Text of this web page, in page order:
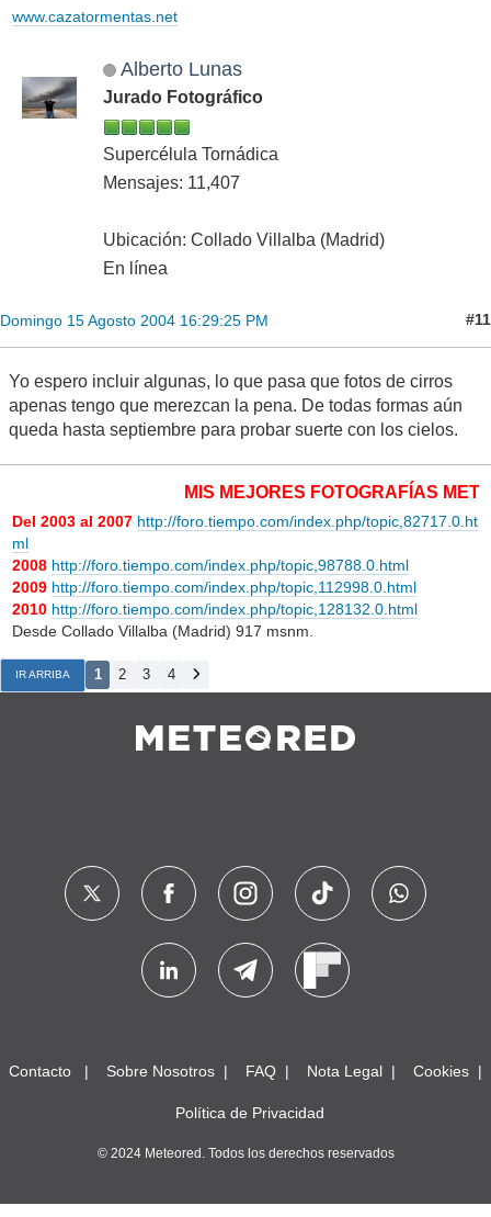
www.cazatormentas.net
Alberto Lunas
Jurado Fotográfico
Supercélula Tornádica
Mensajes: 11,407
Ubicación: Collado Villalba (Madrid)
En línea
Domingo 15 Agosto 2004 16:29:25 PM #11
Yo espero incluir algunas, lo que pasa que fotos de cirros
apenas tengo que merezcan la pena. De todas formas aún
queda hasta septiembre para probar suerte con los cielos.
MIS MEJORES FOTOGRAFÍAS
Del 2003 al 2007 http://foro.tiempo.com/index.php/topic,82717.0.ht
ml
2008 http://foro.tiempo.com/index.php/topic,98788.0.html
2009 http://foro.tiempo.com/index.php/topic,112998.0.html
2010 http://foro.tiempo.com/index.php/topic,128132.0.html
Desde Collado Villalba (Madrid) 917 msnm.
IR ARRIBA 1 2 3 4
Contacto Sobre Nosotros FAQ Nota Legal Cookies
Política de Privacidad
© 2024 Meteored. Todos los derechos reservados